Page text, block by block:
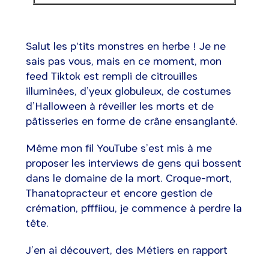
Salut les p'tits monstres en herbe ! Je ne
sais pas vous, mais en ce moment, mon
feed Tiktok est rempli de citrouilles
illuminées, d’yeux globuleux, de costumes
d’Halloween à réveiller les morts et de
pâtisseries en forme de crâne ensanglanté.
Même mon fil YouTube s’est mis à me
proposer les interviews de gens qui bossent
dans le domaine de la mort. Croque-mort,
Thanatopracteur et encore gestion de
crémation, pfffiiou, je commence à perdre la
tête.
J’en ai découvert, des Métiers en rapport